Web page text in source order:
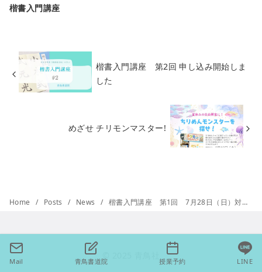
楷書入門講座
楷書入門講座 第2回 申し込み開始しま
した
めざせ チリモンマスター!
Home Posts News 楷書入門講座 第1回 7月28日（日）対面授業開催
Mail 青鳥書道院 授業予約 LINE